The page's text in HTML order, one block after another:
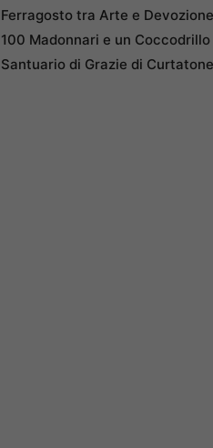
Ferragosto tra Arte e
100 Madonnari e un Coccodrillo
Santuario di Grazie di Curtatone